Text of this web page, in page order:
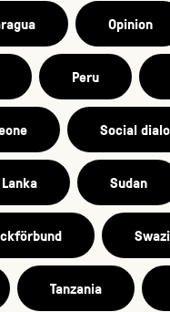
Opinion
Peru
Social
Sudan
Tanzania